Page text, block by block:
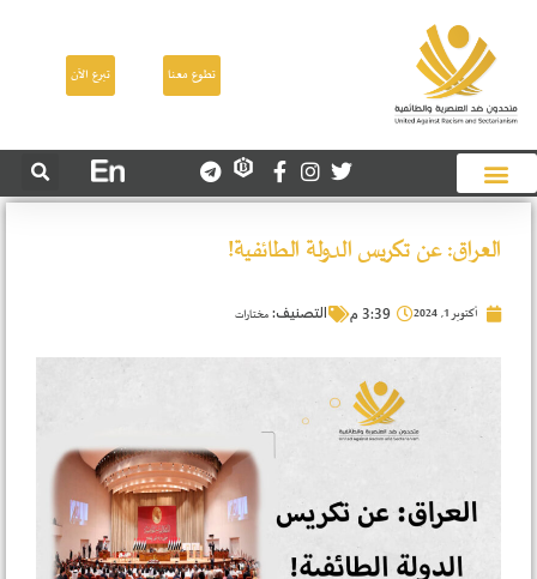
تطوع معنا تبرع الآن
العراق: عن تكريس الدولة الطائفية!
أكتوبر 1, 2024 3:39 م التصنيف: مختارات